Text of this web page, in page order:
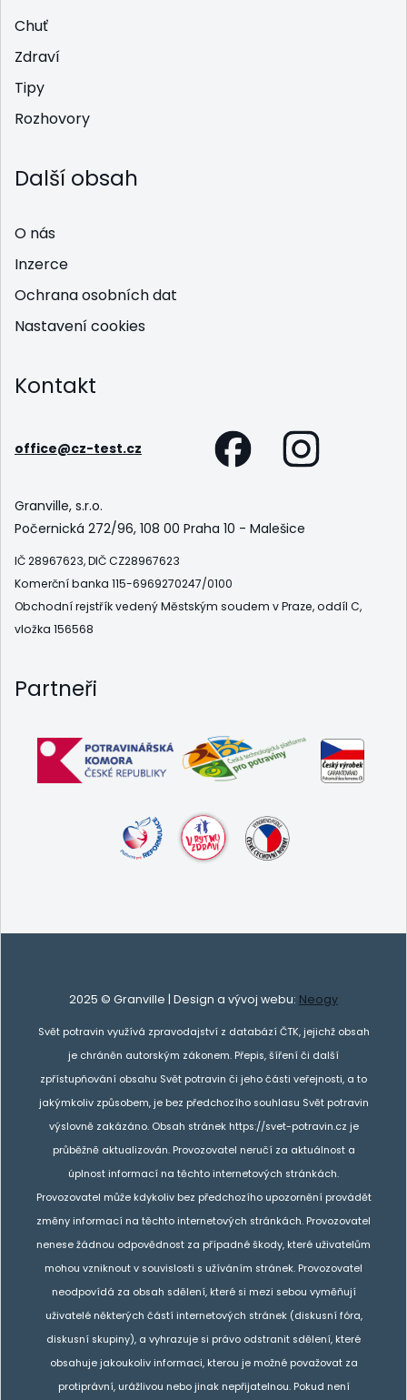
Chuť
Zdraví
Tipy
Rozhovory
Další obsah
O nás
Inzerce
Ochrana osobních dat
Nastavení cookies
Kontakt
office@cz-test.cz
Granville, s.r.o.
Počernická 272/96, 108 00 Praha 10 - Malešice
IČ 28967623, DIČ CZ28967623
Komerční banka 115-6969270247/0100
Obchodní rejstřík vedený Městským soudem v Praze, oddíl C,
vložka 156568
Partneři
2025 © Granville | Design a vývoj webu: Neogy
Svět potravin využívá zpravodajství z databází ČTK, jejichž obsah
je chráněn autorským zákonem. Přepis, šíření či další
zpřístupňování obsahu Svět potravin či jeho části veřejnosti, a to
jakýmkoliv způsobem, je bez předchozího souhlasu Svět potravin
výslovně zakázáno. Obsah stránek https://svet-potravin.cz je
průběžně aktualizován. Provozovatel neručí za aktuálnost a
úplnost informací na těchto internetových stránkách.
Provozovatel může kdykoliv bez předchozího upozornění provádět
změny informací na těchto internetových stránkách. Provozovatel
nenese žádnou odpovědnost za případné škody, které uživatelům
mohou vzniknout v souvislosti s užíváním stránek. Provozovatel
neodpovídá za obsah sdělení, které si mezi sebou vyměňují
uživatelé některých částí internetových stránek (diskusní fóra,
diskusní skupiny), a vyhrazuje si právo odstranit sdělení, které
obsahuje jakoukoliv informaci, kterou je možné považovat za
protiprávní, urážlivou nebo jinak nepřijatelnou. Pokud není